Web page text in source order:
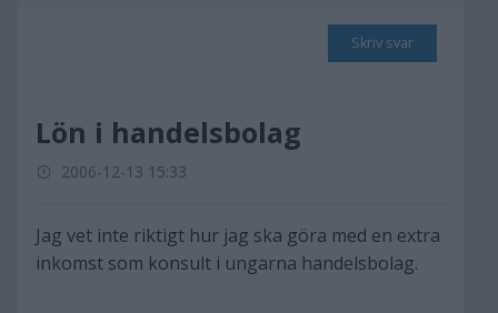
Skriv svar
Lön i handelsbolag
2006-12-13 15:33
Jag vet inte riktigt hur jag ska göra med en extra
inkomst som konsult i ungarna handelsbolag.